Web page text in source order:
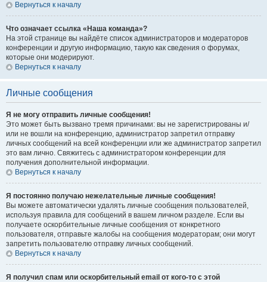
Вернуться к началу
Что означает ссылка «Наша команда»?
На этой странице вы найдёте список администраторов и модераторов
конференции и другую информацию, такую как сведения о форумах,
которые они модерируют.
Вернуться к началу
Личные сообщения
Я не могу отправить личные сообщения!
Это может быть вызвано тремя причинами: вы не зарегистрированы и/
или не вошли на конференцию, администратор запретил отправку
личных сообщений на всей конференции или же администратор запретил
это вам лично. Свяжитесь с администратором конференции для
получения дополнительной информации.
Вернуться к началу
Я постоянно получаю нежелательные личные сообщения!
Вы можете автоматически удалять личные сообщения пользователей,
используя правила для сообщений в вашем личном разделе. Если вы
получаете оскорбительные личные сообщения от конкретного
пользователя, отправьте жалобы на сообщения модераторам; они могут
запретить пользователю отправку личных сообщений.
Вернуться к началу
Я получил спам или оскорбительный email от кого-то с этой